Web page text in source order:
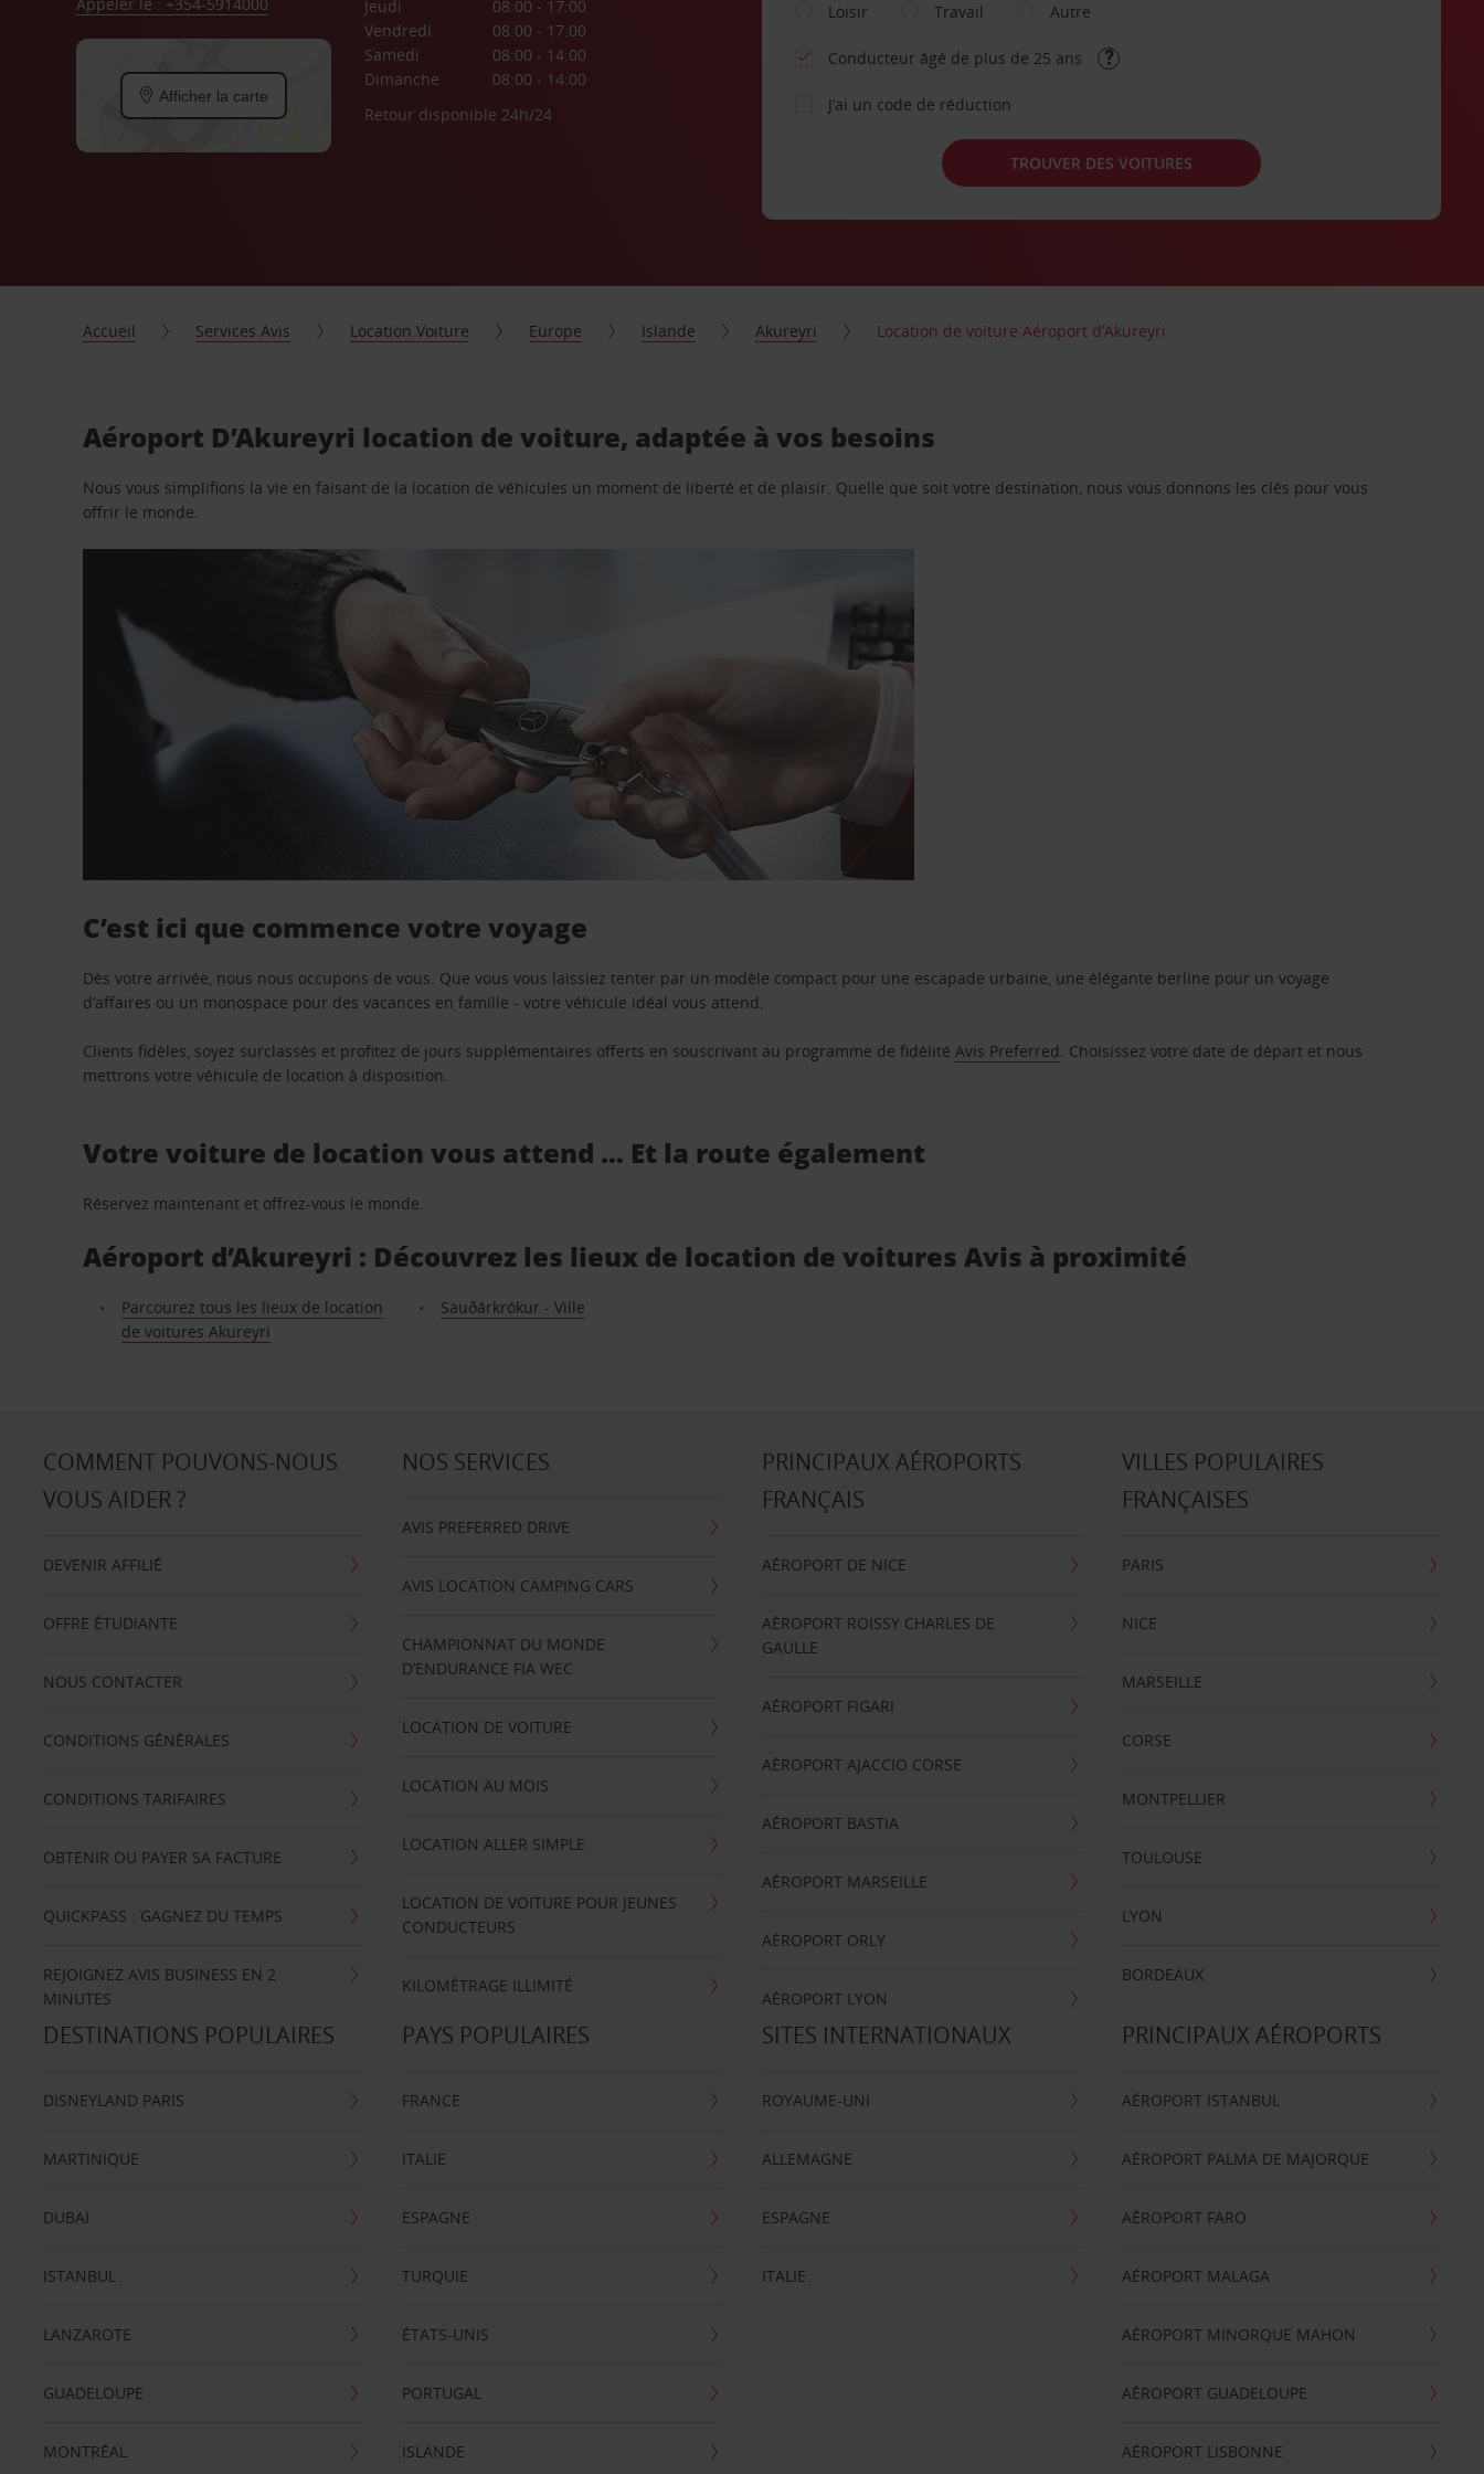
Afficher la carte
Jeudi
08:00 - 17:00
Vendredi
08:00 - 17:00
Samedi
08:00 - 14:00
Dimanche
08:00 - 14:00
Retour disponible 24h/24
Loisir
Travail Autre
Conducteur âgé de plus de 25 ans
J’ai un code de réduction
TROUVER DES VOITURES
Accueil Services Avis Location Voiture Europe Islande Akureyri Location de voiture Aéroport d’Akureyri
Aéroport D’Akureyri location de voiture, adaptée à vos besoins
Nous vous simplifions la vie en faisant de la location de véhicules un moment de liberté et de plaisir. Quelle que soit votre destination, nous vous donnons les clés pour vous
offrir le monde.
C’est ici que commence votre voyage
Dès votre arrivée, nous nous occupons de vous. Que vous vous laissiez tenter par un modèle compact pour une escapade urbaine, une élégante berline pour un voyage
d’affaires ou un monospace pour des vacances en famille - votre véhicule idéal vous attend.
Clients fidèles, soyez surclassés et profitez de jours supplémentaires offerts en souscrivant au programme de fidélitéAvis Preferred. Choisissez votre date de départ et nous
mettrons votre véhicule de location à disposition.
Votre voiture de location vous attend … Et la route également
Réservez maintenant et offrez-vous le monde.
Aéroport d’Akureyri : Découvrez les lieux de location de voitures Avis à proximité
Parcourez tous les lieux de location
de voitures Akureyri
Sauðárkrókur - Ville
COMMENT POUVONS-NOUS
VOUS AIDER ?
DEVENIR AFFILIÉ
OFFRE ÉTUDIANTE
NOUS CONTACTER
CONDITIONS GÉNÉRALES
CONDITIONS TARIFAIRES
OBTENIR OU PAYER SA FACTURE
QUICKPASS : GAGNEZ DU TEMPS
REJOIGNEZ AVIS BUSINESS EN 2
MINUTES
NOS SERVICES
AVIS PREFERRED DRIVE
AVIS LOCATION CAMPING CARS
CHAMPIONNAT DU MONDE
D’ENDURANCE FIA WEC
LOCATION DE VOITURE
LOCATION AU MOIS
LOCATION ALLER SIMPLE
LOCATION DE VOITURE POUR JEUNES
CONDUCTEURS
KILOMÉTRAGE ILLIMITÉ
PRINCIPAUX AÉROPORTS
FRANÇAIS
AÉROPORT DE NICE
AÉROPORT ROISSY CHARLES DE
GAULLE
AÉROPORT FIGARI
AÉROPORT AJACCIO CORSE
AÉROPORT BASTIA
AÉROPORT MARSEILLE
AÉROPORT ORLY
AÉROPORT LYON
VILLES POPULAIRES
FRANÇAISES
PARIS
NICE
MARSEILLE
CORSE
MONTPELLIER
TOULOUSE
LYON
BORDEAUX
DESTINATIONS POPULAIRES
DISNEYLAND PARIS
MARTINIQUE
DUBAÏ
ISTANBUL
LANZAROTE
GUADELOUPE
MONTRÉAL
PAYS POPULAIRES
FRANCE
ITALIE
ESPAGNE
TURQUIE
ÉTATS-UNIS
PORTUGAL
ISLANDE
SITES INTERNATIONAUX
ROYAUME-UNI
ALLEMAGNE
ESPAGNE
ITALIE
PRINCIPAUX AÉROPORTS
AÉROPORT ISTANBUL
AÉROPORT PALMA DE MAJORQUE
AÉROPORT FARO
AÉROPORT MALAGA
AÉROPORT MINORQUE MAHON
AÉROPORT GUADELOUPE
AÉROPORT LISBONNE